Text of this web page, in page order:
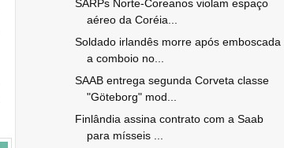
SARPs Norte-Coreanos violam espaço
aéreo da Coréia...
Soldado irlandês morre após emboscada
a comboio no...
SAAB entrega segunda Corveta classe
"Göteborg" mod...
Finlândia assina contrato com a Saab
para mísseis ...